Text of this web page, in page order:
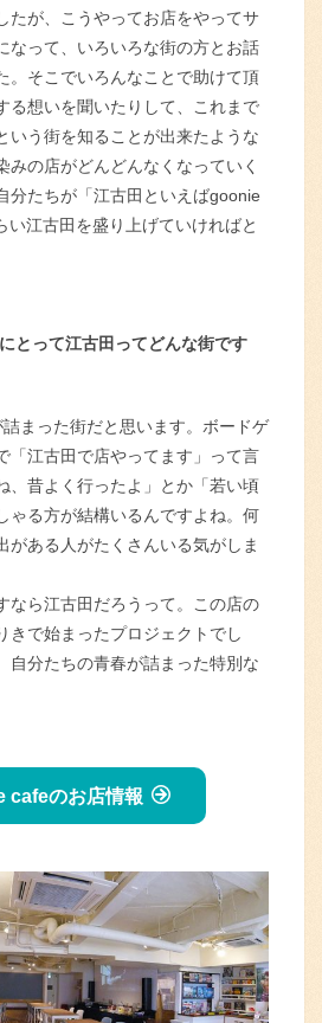
たが、こうやってお店をやってサ
なって、いろいろな街の方とお話
。そこでいろんなことで助けて頂
る想いを聞いたりして、これまで
いう街を知ることが出来たような
みの店がどんどんなくなっていく
分たちが「江古田といえばgoonie
い江古田を盛り上げていければと
とって江古田ってどんな街です
まった街だと思います。ボードゲ
「江古田で店やってます」って言
、昔よく行ったよ」とか「若い頃
ゃる方が結構いるんですよね。何
がある人がたくさんいる気がしま
なら江古田だろうって。この店の
きで始まったプロジェクトでし
自分たちの青春が詰まった特別な
cafeのお店情報